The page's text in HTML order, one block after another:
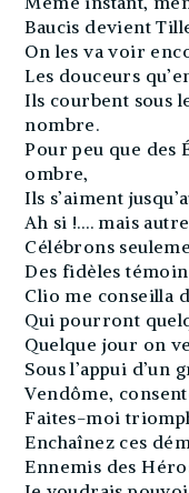
Baucis devient
On les va voir
Les douceurs
Ils courbent sous
nombre.
Pour peu que des
ombre,
Ils s’aiment
Ah si !.… mais
Célébrons
Des fidèles
Clio me conseilla
Qui pourront
Quelque jour on
Sous l’appui d’un
Vendôme,
Faites-moi
Enchaînez ces
Ennemis des